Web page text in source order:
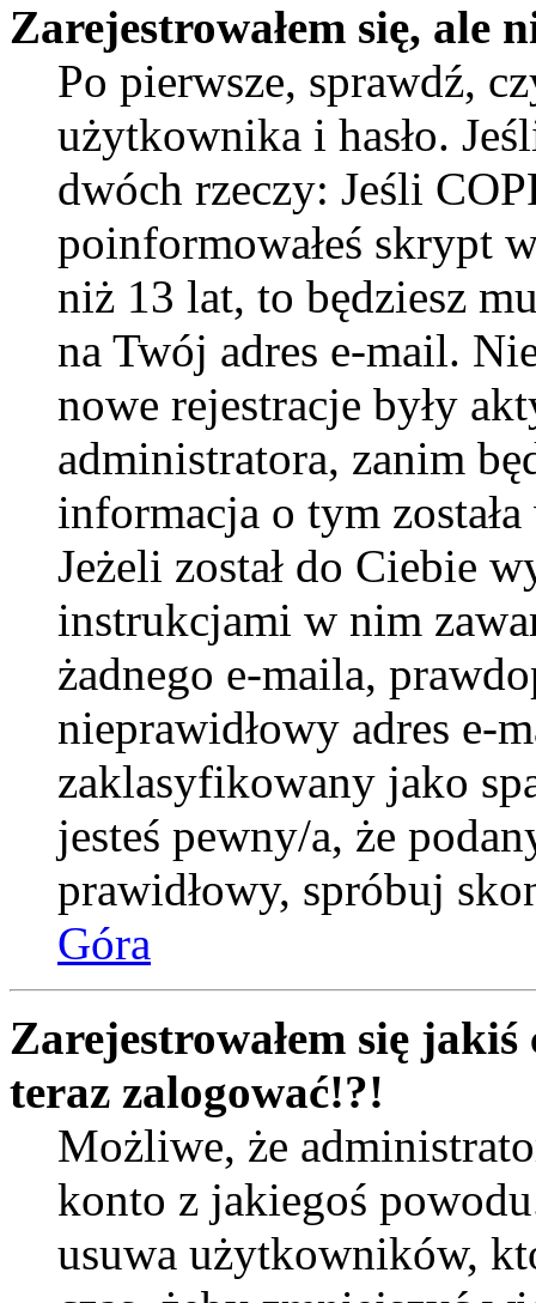
Zarejestrowałem się, ale
Po pierwsze, sprawdź,
użytkownika i hasło.
dwóch rzeczy: Jeśli
poinformowałeś skrypt
niż 13 lat, to będziesz
na Twój adres e-mail.
nowe rejestracje były
administratora, zanim
informacja o tym
Jeżeli został do Ciebie
instrukcjami w nim
żadnego e-maila,
nieprawidłowy adres e-
zaklasyfikowany jako
jesteś pewny/a, że
prawidłowy, spróbuj
Góra
Zarejestrowałem się jakiś
teraz zalogować!?!
Możliwe, że
konto z jakiegoś
usuwa użytkowników,